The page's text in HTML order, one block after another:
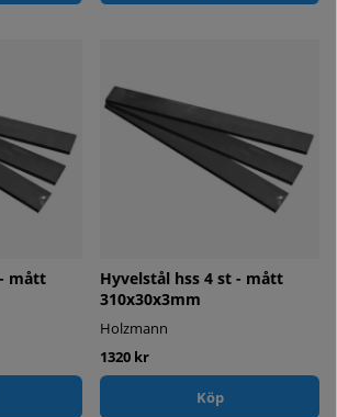
mått
Hyvelstål hss 4 st - mått
310x30x3mm
Holzmann
1320 kr
Köp